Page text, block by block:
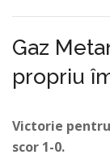
Gaz
propriu
Victorie
scor 1-0.